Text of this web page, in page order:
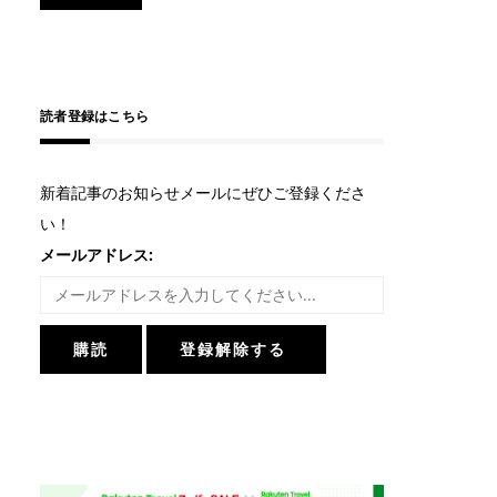
読者登録はこちら
新着記事のお知らせメールにぜひご登録くださ
い！
メールアドレス: